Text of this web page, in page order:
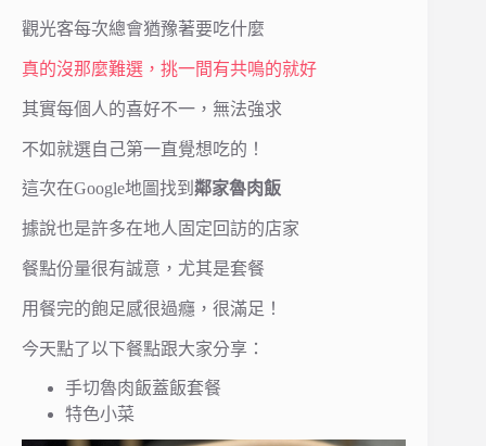
觀光客每次總會猶豫著要吃什麼
真的沒那麼難選，挑一間有共鳴的就好
其實每個人的喜好不一，無法強求
不如就選自己第一直覺想吃的！
這次在Google地圖找到 鄰家魯肉飯
據說也是許多在地人固定回訪的店家
餐點份量很有誠意，尤其是套餐
用餐完的飽足感很過癮，很滿足！
今天點了以下餐點跟大家分享：
手切魯肉飯蓋飯套餐
特色小菜